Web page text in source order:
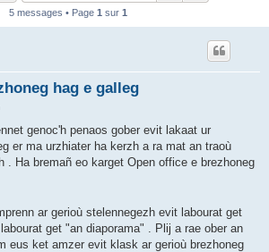
5 messages • Page 1 sur 1
hag e galleg
genoc'h penaos gober evit lakaat ur
er ma urzhiater ha kerzh a ra mat an traoù
. Ha bremañ eo karget Open office e brezhoneg
ar gerioù stelennegezh evit labourat get
get "an diaporama" . Plij a rae ober an
eus ket amzer evit klask ar gerioù brezhoneg